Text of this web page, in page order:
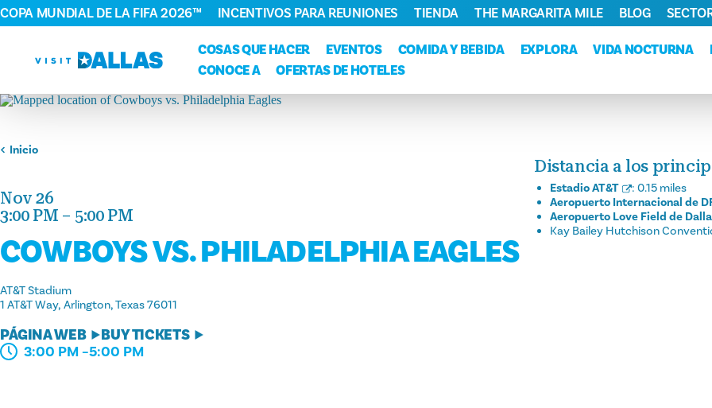
Ir al contenido
COSAS QUE HACER
EVENTOS COMIDA Y BEBIDA EXPLORA VIDA NOCTURNA
CONOCE A
OFERTAS DE HOTELES
COPA MUNDIAL DE LA FIFA 2026™ INCENTIVOS PARA REUNIONES TIENDA THE MARGARITA MILE BLOG
Inicio
Nov 26
3:00 PM – 5:00 PM
COWBOYS VS. PHILADELPHIA EAGLES
AT&T Stadium
1 AT&T Way Arlington, Texas 76011
PÁGINA WEB BUY TICKETS
3:00 PM –5:00 PM
Distancia a los
Estadio AT&T : 0.15 miles
Aeropuerto Internacional de
Aeropuerto Love Field de
Kay Bailey Hutchison